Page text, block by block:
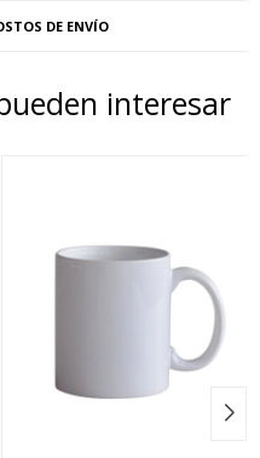
DE ENVÍO
interesar